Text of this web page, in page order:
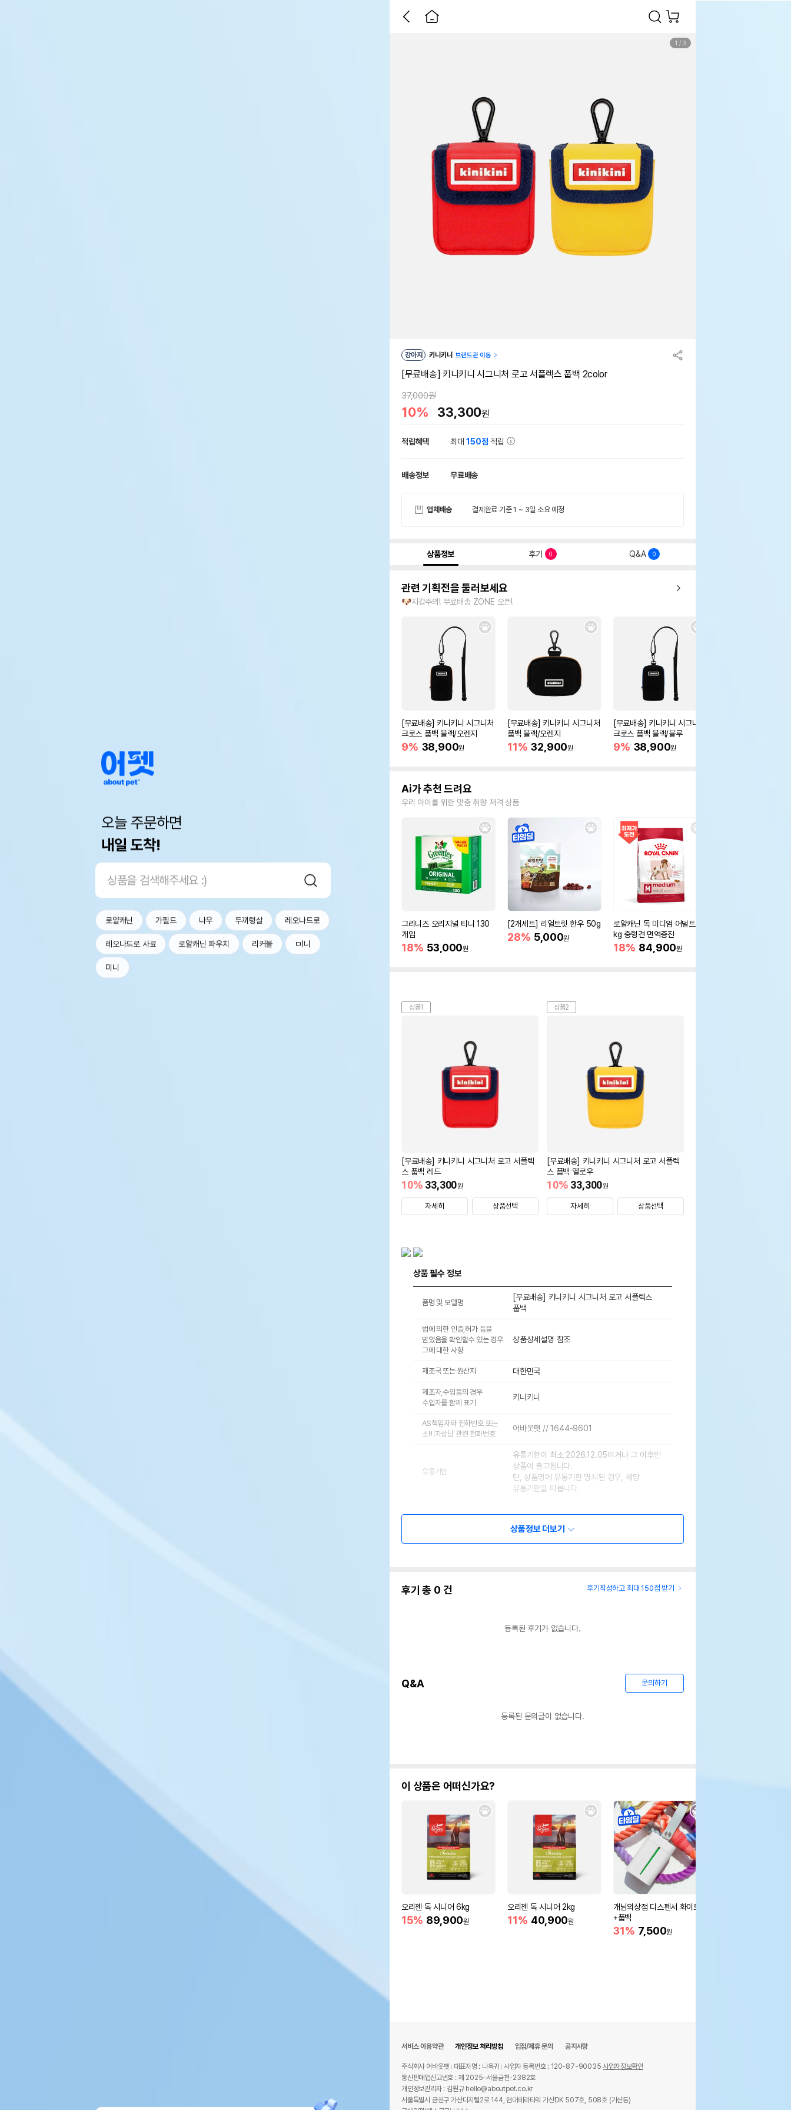
오늘 주문하면
내일 도착!
로얄캐닌 가필드 나우 두끼텅살 레오나드로
레오나드로 사료 로얄캐닌 파우치 리커블 ㅁl니
미니
1 / 3
강아지 키니키니 브랜드관 이동
[무료배송] 키니키니 시그니처 로고 서플렉스 풉백 2color
37,000원
10% 33,300원
적립혜택 최대150점 적립
배송정보 무료배송
업체배송 결제완료 기준 1 ~ 3일 소요 예정
상품정보 후기 0 Q&A 0
관련 기획전을 둘러보세요
🐶지갑주의! 무료배송 ZONE 오픈!
[무료배송] 키니키니 시그니처
크로스 풉백 블랙/오렌지
9% 38,900원
[무료배송] 키니키니 시그니처
풉백 블랙/오렌지
11% 32,900원
[무료배송] 키니키니 시그니처
크로스 풉백 블랙/블루
9% 38,900원
Ai가 추천 드려요
우리 아이를 위한 맞춤 취향 저격 상품
그리니즈 오리지널 티니 130
개입
18% 53,000원
[2개세트] 리얼트릿 한우 50g
28% 5,000원
로얄캐닌 독 미디엄 어덜트 10
kg 중형견 면역증진
18% 84,900원
상품1
[무료배송] 키니키니 시그니처 로고 서플렉
스 풉백 레드
33,300원
10%
자세히 상품선택
상품2
[무료배송] 키니키니 시그니처 로고 서플렉
스 풉백 옐로우
33,300원
10%
자세히 상품선택
상품 필수 정보
품명 및 모델명
[무료배송] 키니키니 시그니처 로고 서플렉스
풉백
법에 의한 인증,허가 등을
받았음을 확인할수 있는 경우
그에 대한 사항
상품상세설명 참조
제조국 또는 원산지 대한민국
제조자,수입품의 경우
수입자를 함께 표기
키니키니
AS책임자와 전화번호 또는
소비자상담 관련 전화번호
어바웃펫 // 1644-9601
유통기한
유통기한이 최소 2026.12.05이거나 그 이후인
상품이 출고됩니다.
단, 상품명에 유통기한 명시된 경우, 해당
유통기한을 따릅니다.
상품정보 더보기
후기 총 0 건 후기작성하고 최대 150점 받기
등록된 후기가 없습니다.
Q&A 문의하기
등록된 문의글이 없습니다.
이 상품은 어떠신가요?
오리젠 독 시니어 6kg
15% 89,900원
오리젠 독 시니어 2kg
11% 40,900원
개님의상점 디스펜서 화이트
+풉백
31% 7,500원
서비스 이용약관 개인정보 처리방침 입점/제휴 문의 공지사항
주식회사 어바웃펫 대표자명 : 나옥귀 사업자 등록번호 : 120-87-90035사업자정보확인
통신판매업신고번호 : 제 2025-서울금천-2382호
개인정보관리자 : 김원규 hello@aboutpet.co.kr
서울특별시 금천구 가산디지털2로 144, 현대테라타워 가산DK 507호, 508호 (가산동)